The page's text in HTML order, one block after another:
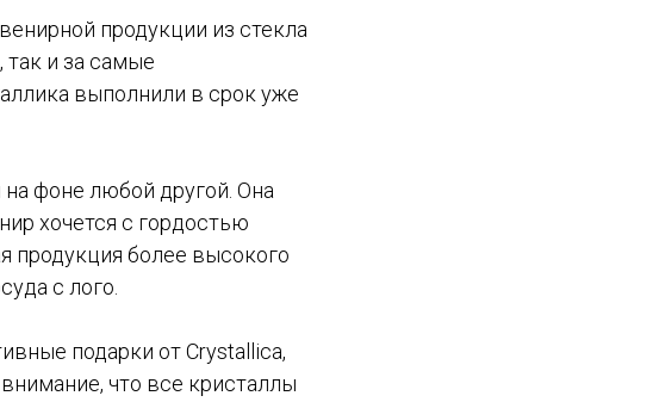
продукции из стекла
так и за самые
выполнили в срок уже
фоне любой другой. Она
хочется с гордостью
продукция более высокого
с лого.
подарки от Crystallica,
что все кристаллы